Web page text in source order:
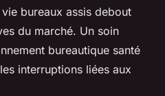
bureaux assis debout
du marché. Un soin
bureautique santé
interruptions liées aux